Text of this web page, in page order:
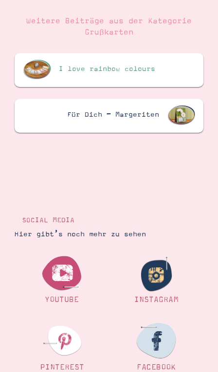
Weitere Beiträge aus der Kategorie
Grußkarten
I love rainbow colours
Für Dich – Margeriten
SOCIAL MEDIA
Hier gibt’s noch mehr zu sehen
YOUTUBE INSTAGRAM
PINTEREST FACEBOOK